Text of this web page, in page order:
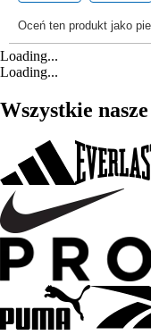
Loading...
Loading...
Wszystkie